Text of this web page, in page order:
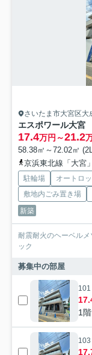
さいたま市大宮区大
エスポワール大宮
17.4万円～21.2
58.38㎡～72.02㎡
京浜東北線「大宮
駐輪場 オートロ
敷地内ごみ置き場
新築
耐震耐火のヘーベル
ック
募集中の部屋
101
1
103